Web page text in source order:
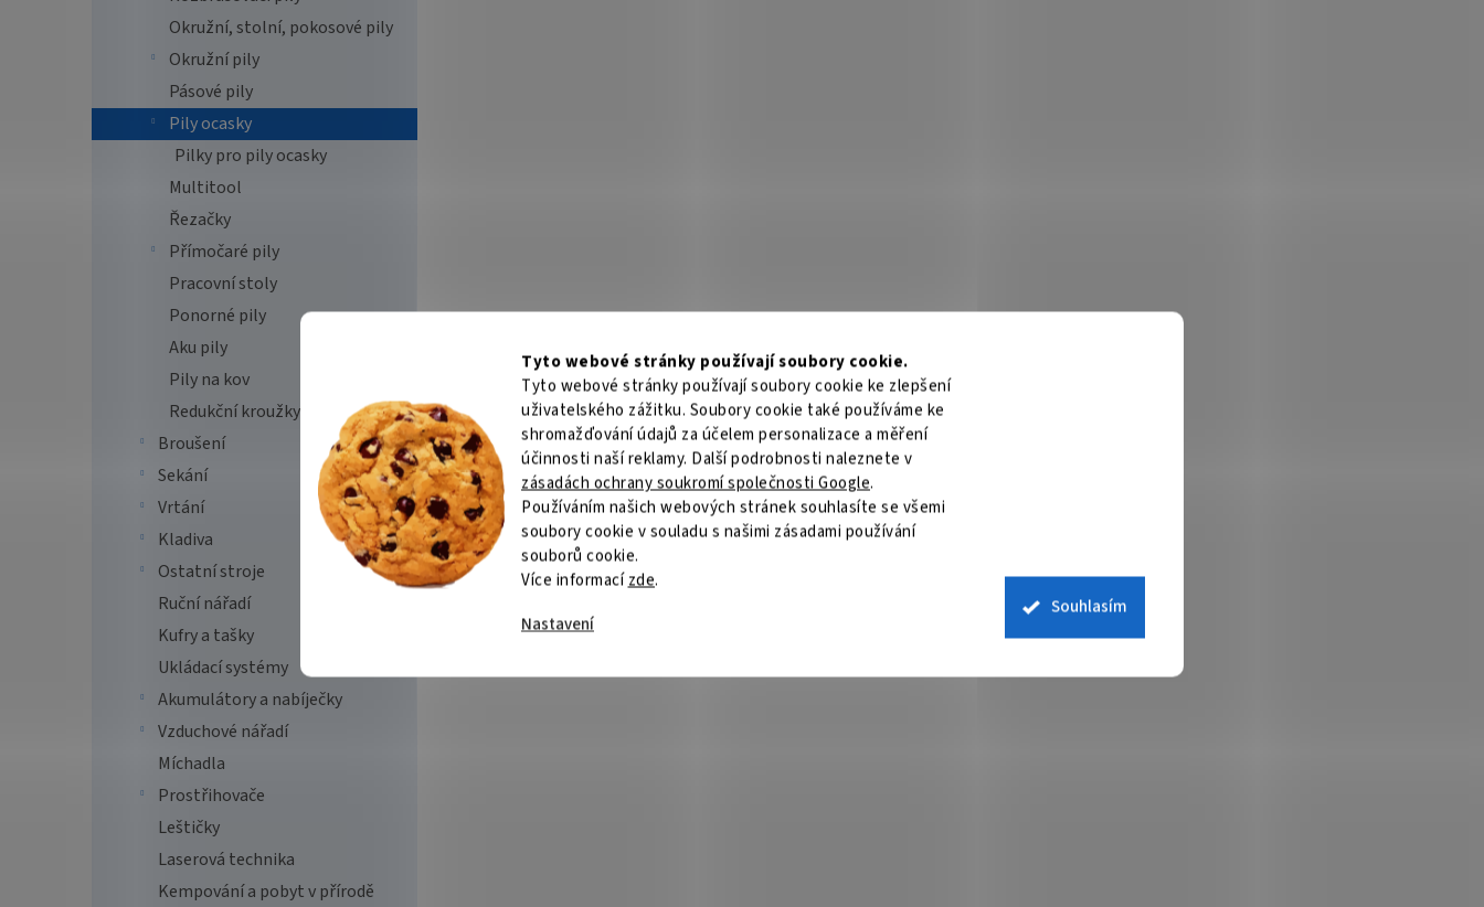
Tyto webové stránky používají soubory cookie.
Tyto webové stránky používají soubory cookie ke zlepšení
uživatelského zážitku. Soubory cookie také používáme ke
shromažďování údajů za účelem personalizace a měření
účinnosti naší reklamy. Další podrobnosti naleznete v
zásadách ochrany soukromí společnosti Google.
Používáním našich webových stránek souhlasíte se všemi
soubory cookie v souladu s našimi zásadami používání
souborů cookie.
Více informacízde.
Nastavení
Souhlasím
Okružní, stolní, pokosové pily
Okružní pily
Pásové pily
Pily ocasky
Pilky pro pily ocasky
Multitool
Řezačky
Přímočaré pily
Pracovní stoly
Ponorné pily
Aku pily
Pily na kov
Redukční kroužky
Broušení
Sekání
Vrtání
Kladiva
Ostatní stroje
Ruční nářadí
Kufry a tašky
Ukládací systémy
Akumulátory a nabíječky
Vzduchové nářadí
Míchadla
Prostřihovače
Leštičky
Laserová technika
Kempování a pobyt v přírodě